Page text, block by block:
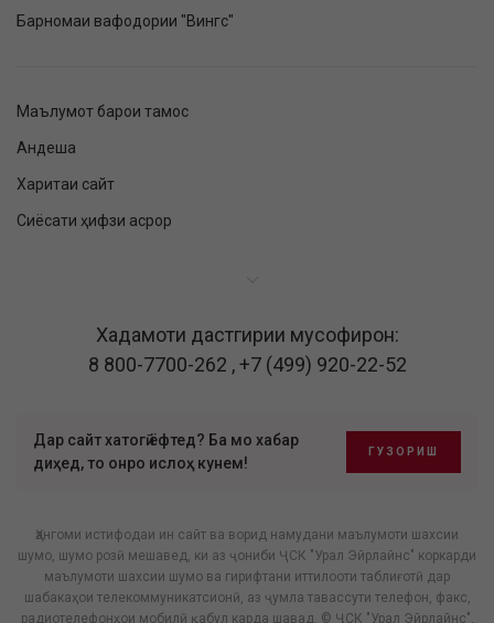
Барномаи вафодории "Вингс"
Маълумот барои тамос
Андеша
Харитаи сайт
Сиёсати ҳифзи асрор
Хадамоти дастгирии мусофирон:
8 800-7700-262 ,+7 (499) 920-22-52
Дар сайт хатогӣ ёфтед? Ба мо хабар
диҳед, то онро ислоҳ кунем!
ГУЗОРИШ
Ҳангоми истифодаи ин сайт ва ворид намудани маълумоти шахсии
шумо, шумо розӣ мешавед, ки аз ҷониби ҶСК "Урал Эйрлайнс" коркарди
маълумоти шахсии шумо ва гирифтани иттилооти таблиғотӣ дар
шабакаҳои телекоммуникатсионӣ, аз ҷумла тавассути телефон, факс,
радиотелефонҳои мобилӣ қабул карда шавад. © ҶСК "Урал Эйрлайнс",